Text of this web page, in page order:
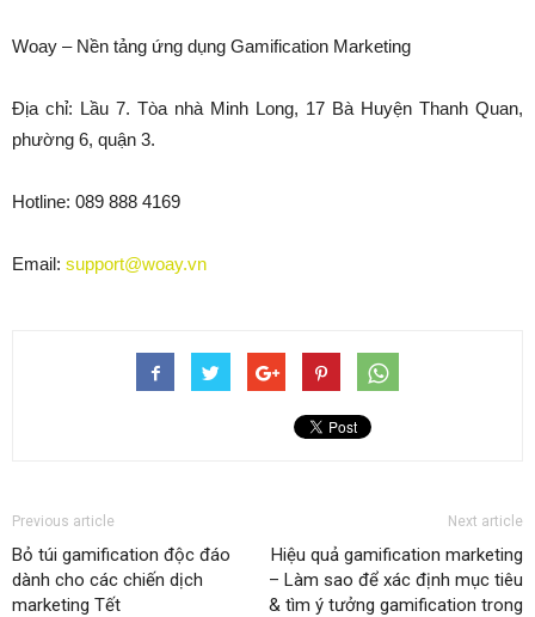
Woay – Nền tảng ứng dụng Gamification Marketing
Địa chỉ: Lầu 7. Tòa nhà Minh Long, 17 Bà Huyện Thanh Quan,
phường 6, quận 3.
Hotline: 089 888 4169
Email: support@woay.vn
Previous article
Bỏ túi gamification độc đáo
dành cho các chiến dịch
marketing Tết
Next article
Hiệu quả gamification marketing
– Làm sao để xác định mục tiêu
& tìm ý tưởng gamification trong